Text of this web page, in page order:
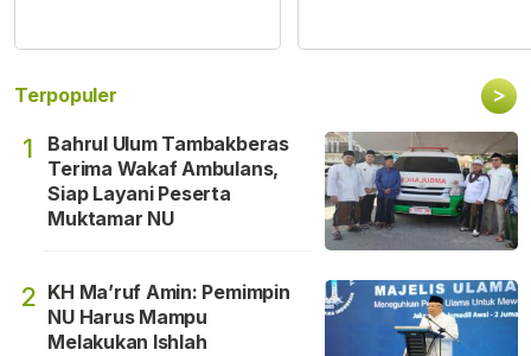
Terpopuler >
1
Bahrul Ulum Tambakberas
Terima Wakaf Ambulans,
Siap Layani Peserta
Muktamar NU
2 KH Ma’ruf Amin: Pemimpin
NU Harus Mampu
Melakukan Ishlah